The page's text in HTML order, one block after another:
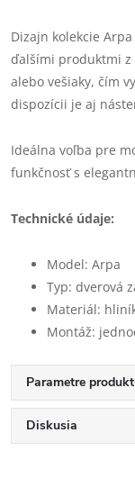
Dizajn kolekcie
ďalšími produktmi z
alebo vešiaky, čím
dispozícii je aj
Ideálna voľba pre
funkčnosť s
Technické údaje:
Model: Arpa
Typ: dverová
Materiál:
Montáž:
Parametre
Diskusia